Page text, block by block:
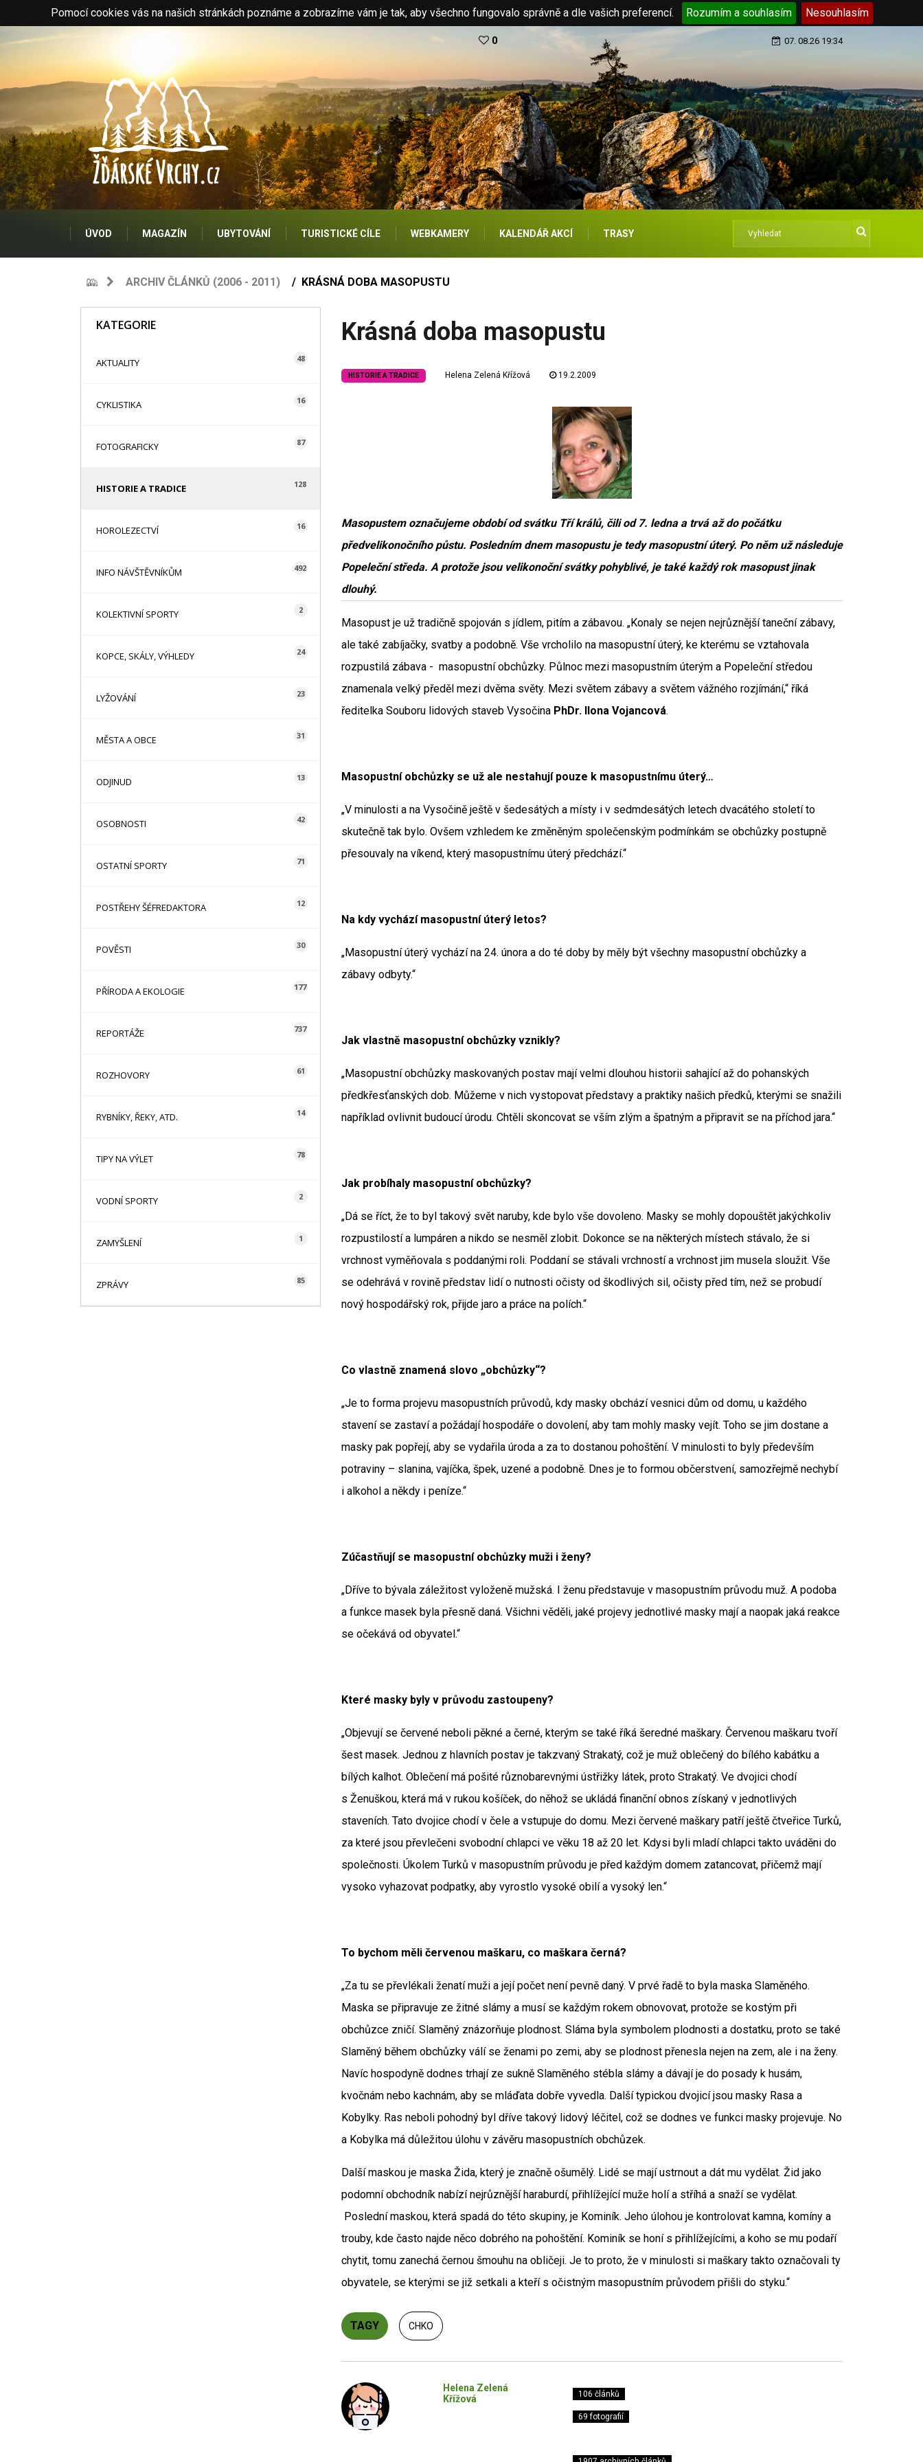
Pomocí cookies vás na našich stránkách poznáme a zobrazíme vám je tak, aby všechno fungovalo správně a dle vašich preferencí. Rozumím a souhlasím Nesouhlasím
0 07. 08.26 19:34
ÚVOD MAGAZÍN UBYTOVÁNÍ TURISTICKÉ CÍLE WEBKAMERY KALENDÁŘ AKCÍ TRASY
ARCHIV ČLÁNKŮ (2006 - 2011) KRÁSNÁ DOBA MASOPUSTU
KATEGORIE
AKTUALITY 48
CYKLISTIKA 16
FOTOGRAFICKY 87
HISTORIE A TRADICE 128
HOROLEZECTVÍ 16
INFO NÁVŠTĚVNÍKŮM 492
KOLEKTIVNÍ SPORTY 2
KOPCE, SKÁLY, VÝHLEDY 24
LYŽOVÁNÍ 23
MĚSTA A OBCE 31
ODJINUD 13
OSOBNOSTI 42
OSTATNÍ SPORTY 71
POSTŘEHY ŠÉFREDAKTORA 12
POVĚSTI 30
PŘÍRODA A EKOLOGIE 177
REPORTÁŽE 737
ROZHOVORY 61
RYBNÍKY, ŘEKY, ATD. 14
TIPY NA VÝLET 78
VODNÍ SPORTY 2
ZAMYŠLENÍ 1
ZPRÁVY 85
Krásná doba masopustu
HISTORIE A TRADICE Helena Zelená Křížová 19.2.2009
Masopustem označujeme období od svátku Tří králů, čili od 7. ledna a trvá až do počátku
předvelikonočního půstu. Posledním dnem masopustu je tedy masopustní úterý. Po něm už následuje
Popeleční středa. A protože jsou velikonoční svátky pohyblivé, je také každý rok masopust jinak
dlouhý.
Masopust je už tradičně spojován s jídlem, pitím a zábavou. „Konaly se nejen nejrůznější taneční zábavy,
ale také zabíjačky, svatby a podobně. Vše vrcholilo na masopustní úterý, ke kterému se vztahovala
rozpustilá zábava - masopustní obchůzky. Půlnoc mezi masopustním úterým a Popeleční středou
znamenala velký předěl mezi dvěma světy. Mezi světem zábavy a světem vážného rozjímání,“ říká
ředitelka Souboru lidových staveb Vysočina PhDr. Ilona Vojancová.
Masopustní obchůzky se už ale nestahují pouze k masopustnímu úterý…
„V minulosti a na Vysočině ještě v šedesátých a místy i v sedmdesátých letech dvacátého století to
skutečně tak bylo. Ovšem vzhledem ke změněným společenským podmínkám se obchůzky postupně
přesouvaly na víkend, který masopustnímu úterý předchází.“
Na kdy vychází masopustní úterý letos?
„Masopustní úterý vychází na 24. února a do té doby by měly být všechny masopustní obchůzky a
zábavy odbyty.“
Jak vlastně masopustní obchůzky vznikly?
„Masopustní obchůzky maskovaných postav mají velmi dlouhou historii sahající až do pohanských
předkřesťanských dob. Můžeme v nich vystopovat představy a praktiky našich předků, kterými se snažili
například ovlivnit budoucí úrodu. Chtěli skoncovat se vším zlým a špatným a připravit se na příchod jara.“
Jak probíhaly masopustní obchůzky?
„Dá se říct, že to byl takový svět naruby, kde bylo vše dovoleno. Masky se mohly dopouštět jakýchkoliv
rozpustilostí a lumpáren a nikdo se nesměl zlobit. Dokonce se na některých místech stávalo, že si
vrchnost vyměňovala s poddanými roli. Poddaní se stávali vrchností a vrchnost jim musela sloužit. Vše
se odehrává v rovině představ lidí o nutnosti očisty od škodlivých sil, očisty před tím, než se probudí
nový hospodářský rok, přijde jaro a práce na polích.“
Co vlastně znamená slovo „obchůzky“?
„Je to forma projevu masopustních průvodů, kdy masky obchází vesnici dům od domu, u každého
stavení se zastaví a požádají hospodáře o dovolení, aby tam mohly masky vejít. Toho se jim dostane a
masky pak popřejí, aby se vydařila úroda a za to dostanou pohoštění. V minulosti to byly především
potraviny – slanina, vajíčka, špek, uzené a podobně. Dnes je to formou občerstvení, samozřejmě nechybí
i alkohol a někdy i peníze.“
Zúčastňují se masopustní obchůzky muži i ženy?
„Dříve to bývala záležitost vyloženě mužská. I ženu představuje v masopustním průvodu muž. A podoba
a funkce masek byla přesně daná. Všichni věděli, jaké projevy jednotlivé masky mají a naopak jaká reakce
se očekává od obyvatel.“
Které masky byly v průvodu zastoupeny?
„Objevují se červené neboli pěkné a černé, kterým se také říká šeredné maškary. Červenou maškaru tvoří
šest masek. Jednou z hlavních postav je takzvaný Strakatý, což je muž oblečený do bílého kabátku a
bílých kalhot. Oblečení má pošité různobarevnými ústřižky látek, proto Strakatý. Ve dvojici chodí
s Ženuškou, která má v rukou košíček, do něhož se ukládá finanční obnos získaný v jednotlivých
staveních. Tato dvojice chodí v čele a vstupuje do domu. Mezi červené maškary patří ještě čtveřice Turků,
za které jsou převlečeni svobodní chlapci ve věku 18 až 20 let. Kdysi byli mladí chlapci takto uváděni do
společnosti. Úkolem Turků v masopustním průvodu je před každým domem zatancovat, přičemž mají
vysoko vyhazovat podpatky, aby vyrostlo vysoké obilí a vysoký len.“
To bychom měli červenou maškaru, co maškara černá?
„Za tu se převlékali ženatí muži a její počet není pevně daný. V prvé řadě to byla maska Slaměného.
Maska se připravuje ze žitné slámy a musí se každým rokem obnovovat, protože se kostým při
obchůzce zničí. Slaměný znázorňuje plodnost. Sláma byla symbolem plodnosti a dostatku, proto se také
Slaměný během obchůzky válí se ženami po zemi, aby se plodnost přenesla nejen na zem, ale i na ženy.
Navíc hospodyně dodnes trhají ze sukně Slaměného stébla slámy a dávají je do posady k husám,
kvočnám nebo kachnám, aby se mláďata dobře vyvedla. Další typickou dvojicí jsou masky Rasa a
Kobylky. Ras neboli pohodný byl dříve takový lidový léčitel, což se dodnes ve funkci masky projevuje. No
a Kobylka má důležitou úlohu v závěru masopustních obchůzek.
Další maskou je maska Žida, který je značně ošumělý. Lidé se mají ustrnout a dát mu vydělat. Žid jako
podomní obchodník nabízí nejrůznější haraburdí, přihlížející muže holí a stříhá a snaží se vydělat.
Poslední maskou, která spadá do této skupiny, je Kominík. Jeho úlohou je kontrolovat kamna, komíny a
trouby, kde často najde něco dobrého na pohoštění. Kominík se honí s přihlížejícími, a koho se mu podaří
chytit, tomu zanechá černou šmouhu na obličeji. Je to proto, že v minulosti si maškary takto označovali ty
obyvatele, se kterými se již setkali a kteří s očistným masopustním průvodem přišli do styku.“
TAGY CHKO
Helena Zelená
Křížová
106 článků
69 fotografií